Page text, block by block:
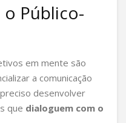
o Público-
em mente são
a comunicação
desenvolver
que dialoguem com o